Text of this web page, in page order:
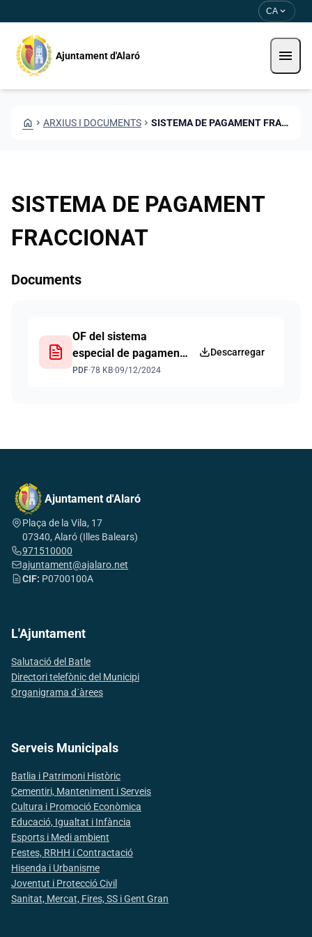
CA expand_more
Ajuntament d'Alaró menu
HOME CHEVRON_RIGHT ARXIUS I DOCUMENTS CHEVRON_RIGHT SISTEMA DE PAGAMENT FRACCIONAT
SISTEMA DE PAGAMENT
FRACCIONAT
Documents
OF del sistema
especial de pagament
fraccionat de tributs
PDF·78 KB·09/12/2024
Descarregar
Ajuntament d'Alaró
Plaça de la Vila, 17
07340, Alaró (Illes Balears)
971510000
ajuntament@ajalaro.net
CIF: P0700100A
L'Ajuntament
Salutació del Batle
Directori telefònic del Municipi
Organigrama d´àrees
Serveis Municipals
Batlia i Patrimoni Històric
Cementiri, Manteniment i Serveis
Cultura i Promoció Econòmica
Educació, Igualtat i Infància
Esports i Medi ambient
Festes, RRHH i Contractació
Hisenda i Urbanisme
Joventut i Protecció Civil
Sanitat, Mercat, Fires, SS i Gent Gran